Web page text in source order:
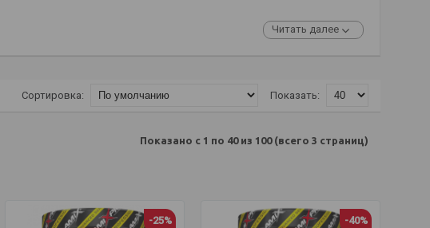
Читать далее
Показать:
Сортировка:
Показано с 1 по 40 из 100 (всего 3 страниц)
-25% -40%